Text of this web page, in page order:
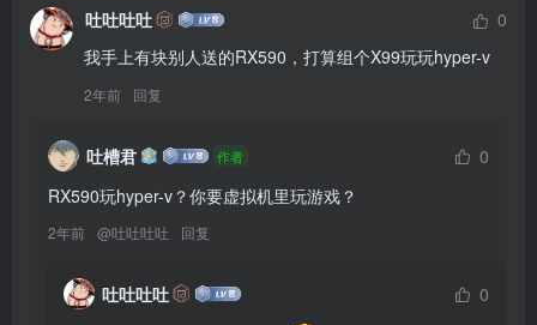
吐吐吐吐
0
我手上有块别人送的RX590，打算组个X99玩玩hyper-v
2年前 回复
吐槽君 作者
0
RX590玩hyper-v？你要虚拟机里玩游戏？
2年前 @吐吐吐吐 回复
吐吐吐吐
0